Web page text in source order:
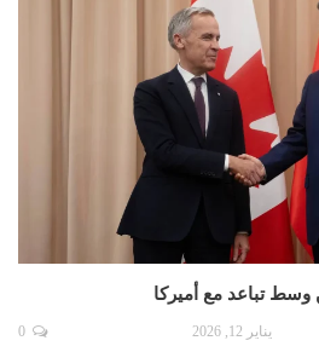
وسط تباعد مع أميركا
يناير 12, 2026